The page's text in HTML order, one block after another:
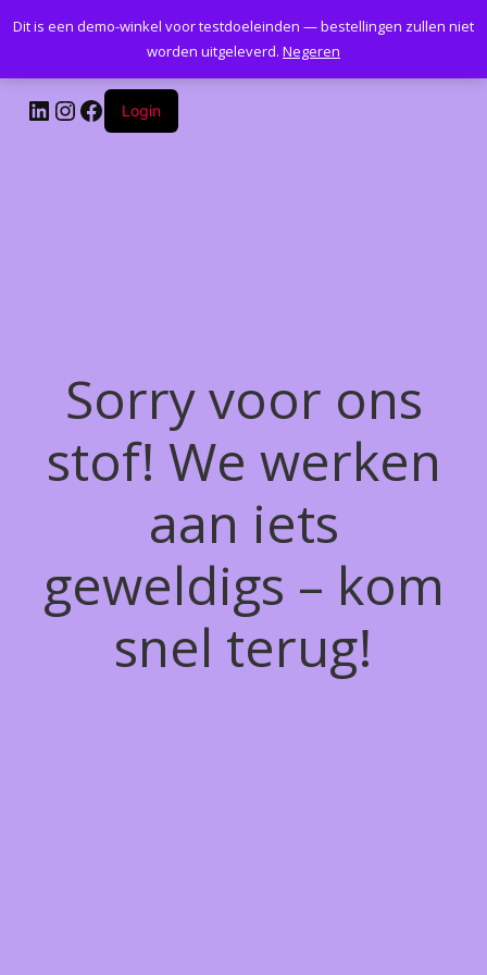
Kantoormeubelenplus.com
LinkedIn
Instagram
Facebook
Login
Sorry voor ons
stof! We werken
aan iets
geweldigs – kom
snel terug!
Dit is een demo-winkel voor testdoeleinden — bestellingen zullen niet
worden uitgeleverd. Negeren